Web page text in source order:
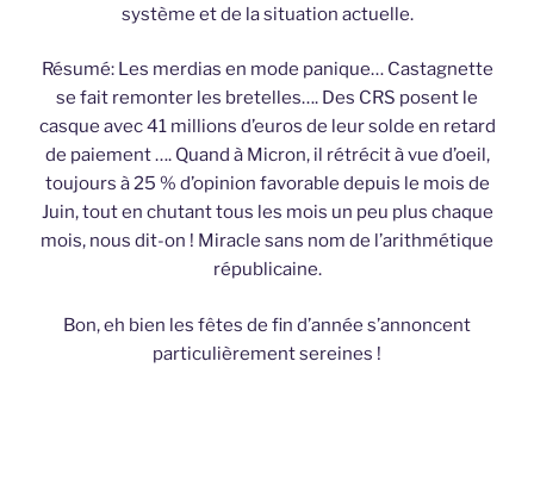
système et de la situation actuelle.
Résumé: Les merdias en mode panique… Castagnette
se fait remonter les bretelles…. Des CRS posent le
casque avec 41 millions d’euros de leur solde en retard
de paiement …. Quand à Micron, il rétrécit à vue d’oeil,
toujours à 25 % d’opinion favorable depuis le mois de
Juin, tout en chutant tous les mois un peu plus chaque
mois, nous dit-on ! Miracle sans nom de l’arithmétique
républicaine.
Bon, eh bien les fêtes de fin d’année s’annoncent
particulièrement sereines !